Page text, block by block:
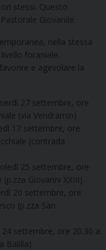
stessi. Questo
Giovanile.
nella stessa
foraniale.
e agevolare la
27 settembre, ore
(via Vendramin)
17 settembre, ore
(contrada
25 settembre, ore
Giovanni XXIII)
20 settembre, ore
(p.zza San
24 settembre, ore 20.30 a
Balilla)